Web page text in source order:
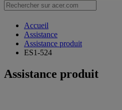
Accueil
Assistance
Assistance produit
ES1-524
Assistance produit